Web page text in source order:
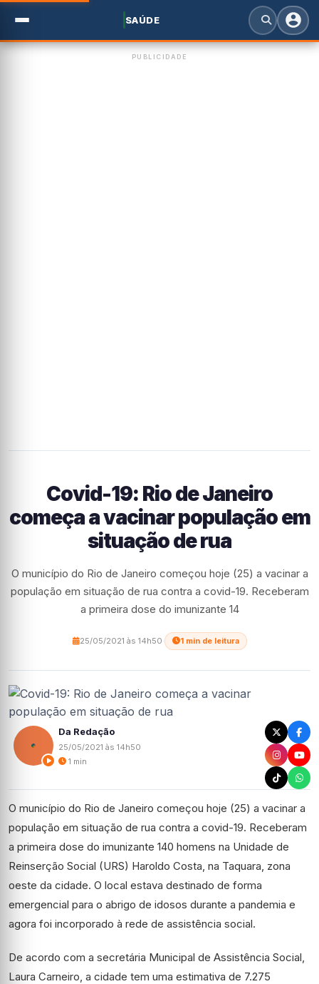
SAÚDE
PUBLICIDADE
Covid-19: Rio de Janeiro
começa a vacinar população em
situação de rua
O município do Rio de Janeiro começou hoje (25) a vacinar a
população em situação de rua contra a covid-19. Receberam
a primeira dose do imunizante 14
25/05/2021 às 14h50 1 min de leitura
Da Redação
25/05/2021 às 14h50
1 min
O município do Rio de Janeiro começou hoje (25) a vacinar a
população em situação de rua contra a covid-19. Receberam
a primeira dose do imunizante 140 homens na Unidade de
Reinserção Social (URS) Haroldo Costa, na Taquara, zona
oeste da cidade. O local estava destinado de forma
emergencial para o abrigo de idosos durante a pandemia e
agora foi incorporado à rede de assistência social.
De acordo com a secretária Municipal de Assistência Social,
Laura Carneiro, a cidade tem uma estimativa de 7.275